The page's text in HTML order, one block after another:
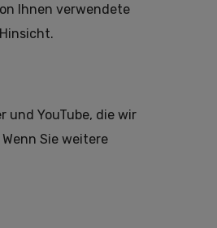
Ihnen verwendete
und YouTube, die wir
Sie weitere